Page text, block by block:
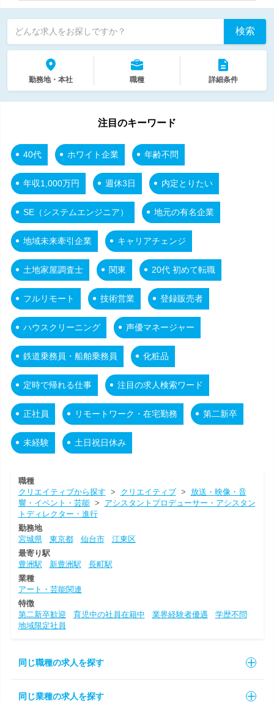
どんな求人をお探しですか？ 検索
勤務地・本社 職種 詳細条件
注目のキーワード
40代 ホワイト企業 年齢不問
年収1,000万円 週休3日 内定とりたい
SE（システムエンジニア） 地元の有名企業
地域未来牽引企業 キャリアチェンジ
土地家屋調査士 関東 20代 初めて転職
フルリモート 技術営業 登録販売者
ハウスクリーニング 声優マネージャー
鉄道乗務員・船舶乗務員 化粧品
定時で帰れる仕事 注目の求人検索ワード
正社員 リモートワーク・在宅勤務 第二新卒
未経験 土日祝日休み
職種
クリエイティブから探す > クリエイティブ> 放送・映像・音
響・イベント・芸能> アシスタントプロデューサー・アシスタン
トディレクター・進行
勤務地
宮城県
東京都 仙台市
江東区
最寄り駅
豊洲駅
新豊洲駅
長町駅
業種
アート・芸能関連
特徴
第二新卒歓迎
育児中の社員在籍中 業界経験者優遇
学歴不問
地域限定社員
同じ職種の求人を探す
同じ業種の求人を探す